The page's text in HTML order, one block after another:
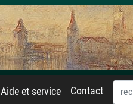
Aide et service Contact